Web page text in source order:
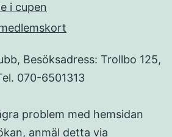
i cupen
Besöksadress: Trollbo 125,
070-6501313
problem med hemsidan
anmäl detta via